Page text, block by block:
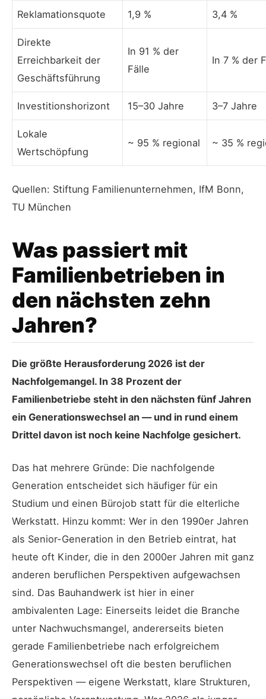
Reklamationsquote 1,9 % 3,4 %
Direkte
Erreichbarkeit der
Geschäftsführung
In 91 % der
Fälle
In 7 % der
Investitionshorizont 15–30 Jahre 3–7 Jahre
Lokale
Wertschöpfung
~ 95 % regional ~ 35 %
Quellen: Stiftung Familienunternehmen, IfM Bonn,
TU München
Was passiert mit
Familienbetrieben in
den nächsten zehn
Jahren?
Die größte Herausforderung 2026 ist der
Nachfolgemangel. In 38 Prozent der
Familienbetriebe steht in den nächsten fünf Jahren
ein Generationswechsel an — und in rund einem
Drittel davon ist noch keine Nachfolge gesichert.
Das hat mehrere Gründe: Die nachfolgende
Generation entscheidet sich häufiger für ein
Studium und einen Bürojob statt für die elterliche
Werkstatt. Hinzu kommt: Wer in den 1990er Jahren
als Senior-Generation in den Betrieb eintrat, hat
heute oft Kinder, die in den 2000er Jahren mit ganz
anderen beruflichen Perspektiven aufgewachsen
sind. Das Bauhandwerk ist hier in einer
ambivalenten Lage: Einerseits leidet die Branche
unter Nachwuchsmangel, andererseits bieten
gerade Familienbetriebe nach erfolgreichem
Generationswechsel oft die besten beruflichen
Perspektiven — eigene Werkstatt, klare Strukturen,